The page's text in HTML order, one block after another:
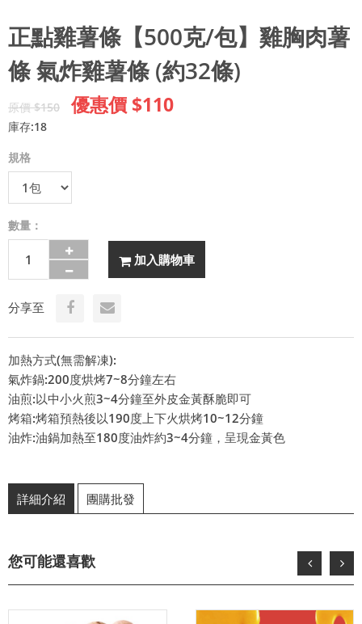
正點雞薯條【500克/包】雞胸肉薯
條 氣炸雞薯條 (約32條)
原價 $150 優惠價 $110
庫存:18
規格
數量：
加入購物車
分享至
加熱方式(無需解凍):
氣炸鍋:200度烘烤7~8分鐘左右
油煎:以中小火煎3~4分鐘至外皮金黃酥脆即可
烤箱:烤箱預熱後以190度上下火烘烤10~12分鐘
油炸:油鍋加熱至180度油炸約3~4分鐘，呈現金黃色
詳細介紹 團購批發
您可能還喜歡